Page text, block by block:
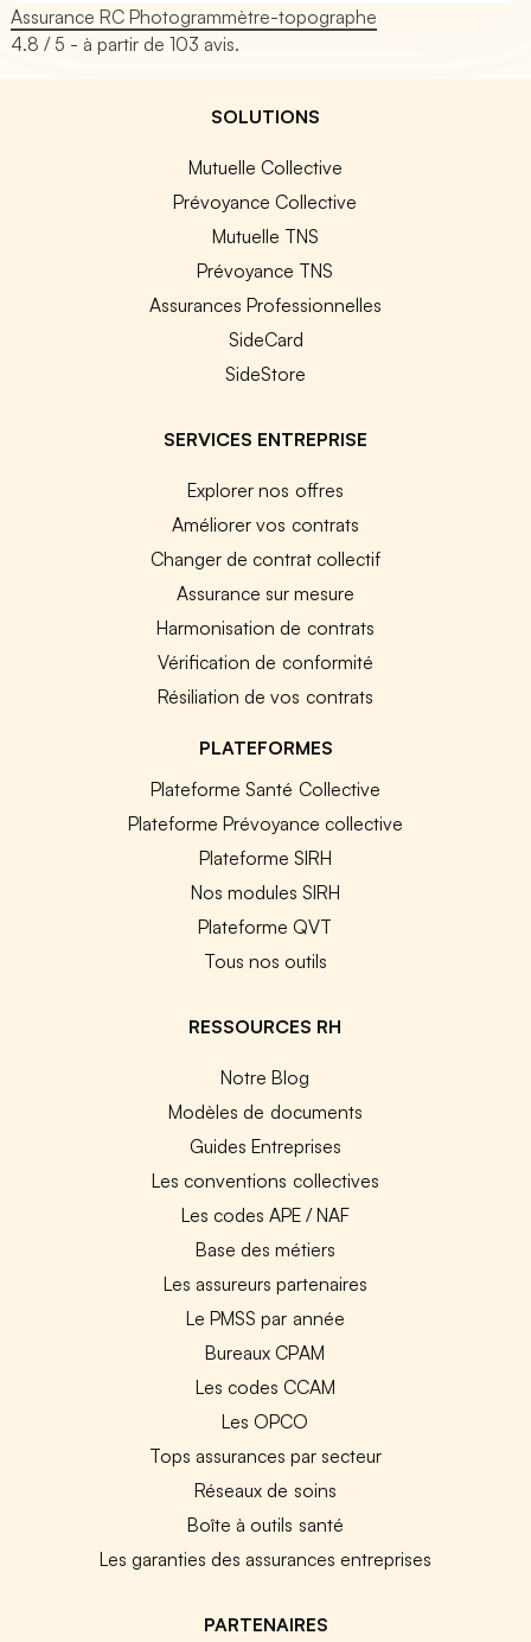
Assurance RC Photogrammètre-topographe
4.8 / 5 - à partir de103 avis.
SOLUTIONS
Mutuelle Collective
Prévoyance Collective
Mutuelle TNS
Prévoyance TNS
Assurances Professionnelles
SideCard
SideStore
SERVICES ENTREPRISE
Explorer nos offres
Améliorer vos contrats
Changer de contrat collectif
Assurance sur mesure
Harmonisation de contrats
Vérification de conformité
Résiliation de vos contrats
PLATEFORMES
Plateforme Santé Collective
Plateforme Prévoyance collective
Plateforme SIRH
Nos modules SIRH
Plateforme QVT
Tous nos outils
RESSOURCES RH
Notre Blog
Modèles de documents
Guides Entreprises
Les conventions collectives
Les codes APE / NAF
Base des métiers
Les assureurs partenaires
Le PMSS par année
Bureaux CPAM
Les codes CCAM
Les OPCO
Tops assurances par secteur
Réseaux de soins
Boîte à outils santé
Les garanties des assurances entreprises
PARTENAIRES